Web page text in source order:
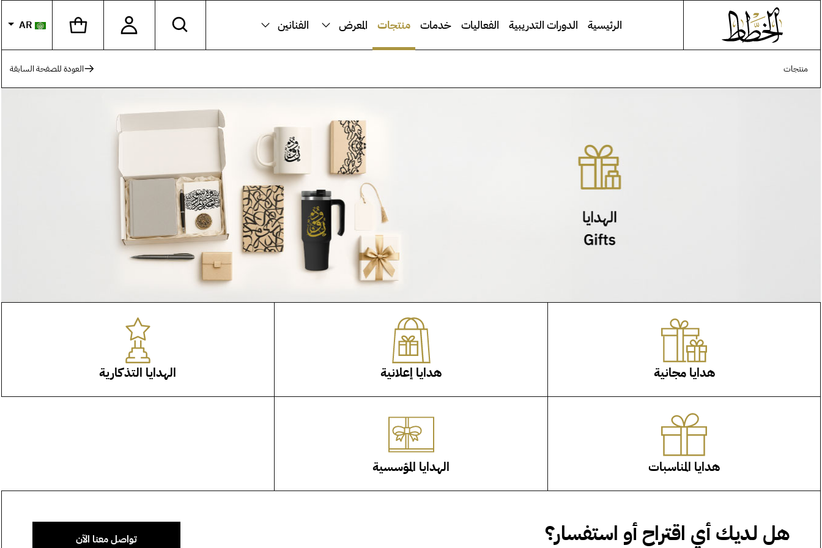
الرئيسية الدورات التدريبية الفعاليات خدمات منتجات المعرض الفنانين اختر
العودة للصفحة السابقة منتجات
هدايا مجانية هدايا إعلانية الهدايا التذكارية
هدايا المناسبات الهدايا المؤسسية
هل لديك أي اقتراح أو استفسار؟ تواصل معنا الآن